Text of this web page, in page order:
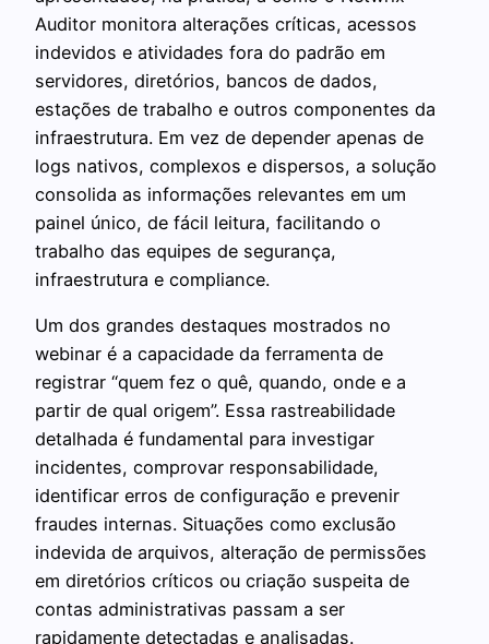
Auditor monitora alterações críticas, acessos
indevidos e atividades fora do padrão em
servidores, diretórios, bancos de dados,
estações de trabalho e outros componentes da
infraestrutura. Em vez de depender apenas de
logs nativos, complexos e dispersos, a solução
consolida as informações relevantes em um
painel único, de fácil leitura, facilitando o
trabalho das equipes de segurança,
infraestrutura e compliance.
Um dos grandes destaques mostrados no
webinar é a capacidade da ferramenta de
registrar “quem fez o quê, quando, onde e a
partir de qual origem”. Essa rastreabilidade
detalhada é fundamental para investigar
incidentes, comprovar responsabilidade,
identificar erros de configuração e prevenir
fraudes internas. Situações como exclusão
indevida de arquivos, alteração de permissões
em diretórios críticos ou criação suspeita de
contas administrativas passam a ser
rapidamente detectadas e analisadas.